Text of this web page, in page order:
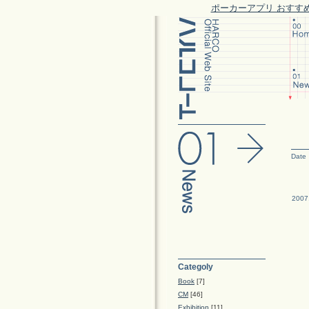
ポーカーアプリ おすす
Categoly
Book [7]
CM [46]
Exhibition [11]
Date